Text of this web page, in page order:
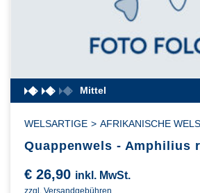
Mittel
WELSARTIGE > AFRIKANISCHE
Quappenwels - Amphilius
€ 26,90 inkl. MwSt.